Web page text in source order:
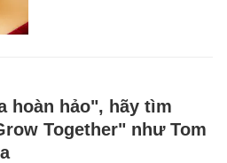
hoàn hảo", hãy tìm
Together" như Tom